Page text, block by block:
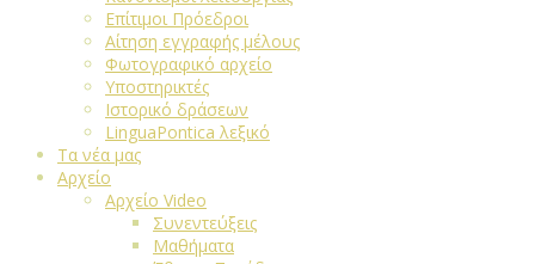
Επίτιμοι Πρόεδροι
Αίτηση εγγραφής μέλους
Φωτογραφικό αρχείο
Υποστηρικτές
Ιστορικό δράσεων
LinguaPontica λεξικό
Τα νέα μας
Αρχείο
Αρχείο Video
Συνεντεύξεις
Μαθήματα